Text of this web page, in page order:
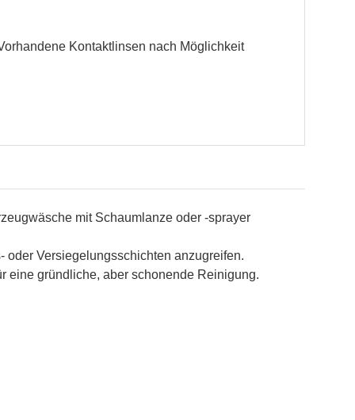
Kontaktlinsen nach Möglichkeit
mit Schaumlanze oder -sprayer
oder Versiegelungsschichten anzugreifen.
eine gründliche, aber schonende Reinigung.